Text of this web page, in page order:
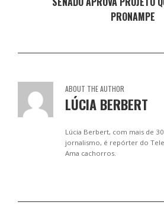
PRONAMPE
ABOUT THE AUTHOR
LÚCIA BERBERT
Lúcia Berbert, com mais de
jornalismo, é repórter do
Ama cachorros.